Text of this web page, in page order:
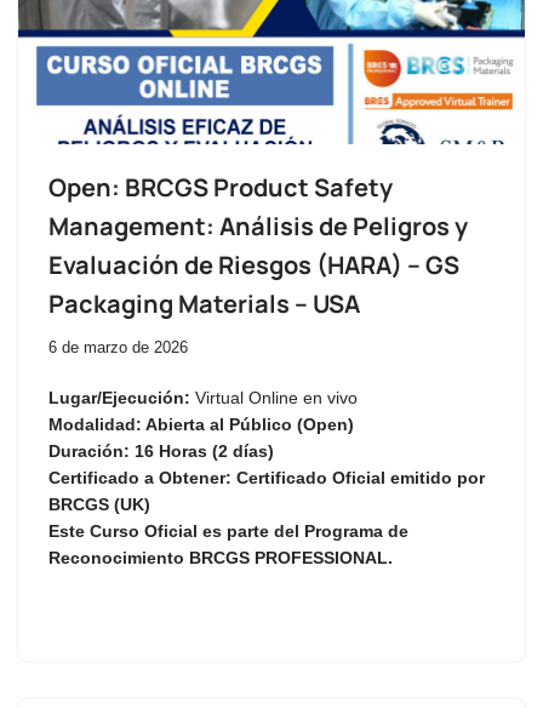
Open: BRCGS Product Safety
Management: Análisis de Peligros y
Evaluación de Riesgos (HARA) – GS
Packaging Materials – USA
6 de marzo de 2026
Lugar/Ejecución: Virtual Online en vivo
Modalidad: Abierta al Público (Open)
Duración: 16 Horas (2 días)
Certificado a Obtener: Certificado Oficial emitido por
BRCGS (UK)
Este Curso Oficial es parte del Programa de
Reconocimiento BRCGS PROFESSIONAL.